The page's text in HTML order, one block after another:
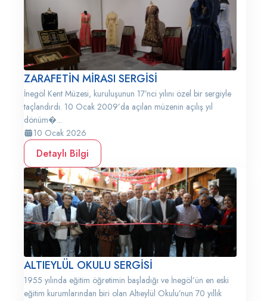
ZARAFETİN MİRASI SERGİSİ
İnegöl Kent Müzesi, kuruluşunun 17’nci yılını özel bir sergiyle
taçlandırdı. 10 Ocak 2009’da açılan müzenin açılış yıl
dönüm�...
10 Ocak 2026
Detaylı Bilgi
ALTIEYLÜL OKULU SERGİSİ
1955 yılında eğitim öğretimin başladığı ve İnegöl’ün en eski
eğitim kurumlarından biri olan Altıeylül Okulu’nun 70 yıllık